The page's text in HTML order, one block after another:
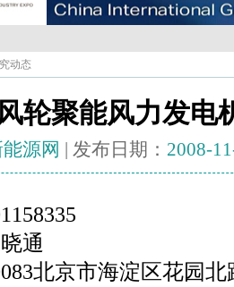
动态
轮聚能风力发电
源网 | 发布日期： 2008-
通
北京市海淀区花园北